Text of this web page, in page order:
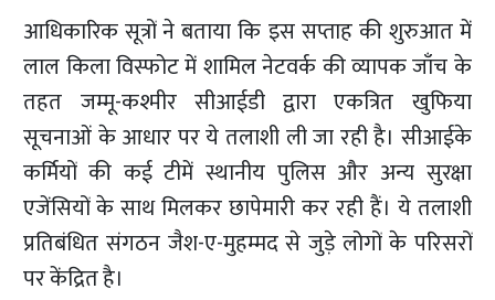
आधिकारिक सूत्रों ने बताया कि इस सप्ताह की शुरुआत में
लाल किला विस्फोट में शामिल नेटवर्क की व्यापक जाँच के
तहत जम्मू-कश्मीर सीआईडी द्वारा एकत्रित खुफिया
सूचनाओं के आधार पर ये तलाशी ली जा रही है। सीआईके
कर्मियों की कई टीमें स्थानीय पुलिस और अन्य सुरक्षा
एजेंसियों के साथ मिलकर छापेमारी कर रही हैं। ये तलाशी
प्रतिबंधित संगठन जैश-ए-मुहम्मद से जुड़े लोगों के परिसरों
पर केंद्रित है।